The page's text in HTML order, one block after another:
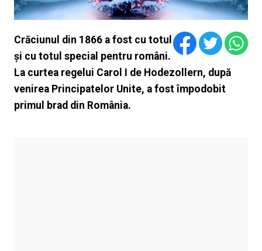
Crăciunul din 1866 a fost cu totul
și cu totul special pentru români.
La curtea regelui Carol I de Hodezollern, după
venirea Principatelor Unite, a fost împodobit
primul brad din România.